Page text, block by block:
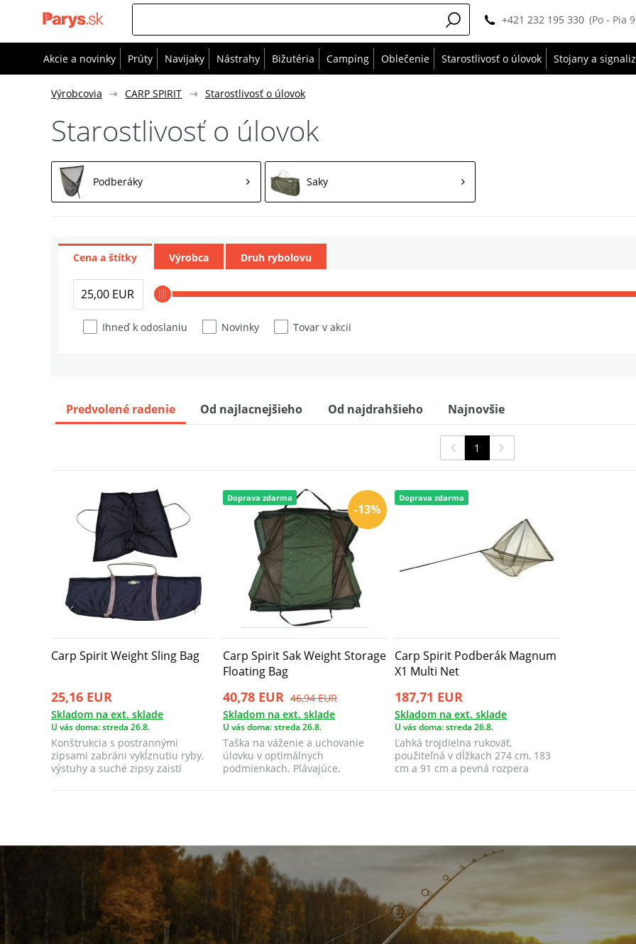
+421 232 195 330 (Po - Pia
Akcie a novinky Prúty Navijaky Nástrahy Bižutéria Camping Oblečenie Starostlivosť o úlovok Stojany a
Výrobcovia CARP SPIRIT Starostlivosť o úlovok
Starostlivosť o úlovok
Podberáky Saky
Cena a štítky
Ihneď k odoslaniu Novinky Tovar v akcii
Výrobca Druh rybolovu
Predvolené radenie Od najlacnejšieho Od najdrahšieho Najnovšie
1
Carp Spirit Weight Sling Bag
25,16 EUR
Skladom na ext. sklade
U vás doma: streda 26.8.
Konštrukcia s postrannými
zipsami zabráni vykĺznutiu ryby,
výstuhy a suché zipsy zaistí
-13%
Doprava zdarma
Carp Spirit Sak Weight Storage
Floating Bag
40,78 EUR 46,94 EUR
Skladom na ext. sklade
U vás doma: streda 26.8.
Taška na váženie a uchovanie
úlovku v optimálnych
podmienkach. Plávajúce,
Doprava zdarma
Carp Spirit Podberák Magnum
X1 Multi Net
187,71 EUR
Skladom na ext. sklade
U vás doma: streda 26.8.
Ľahká trojdielna rukoväť,
použiteľná v dĺžkach 274 cm, 183
cm a 91 cm a pevná rozpera